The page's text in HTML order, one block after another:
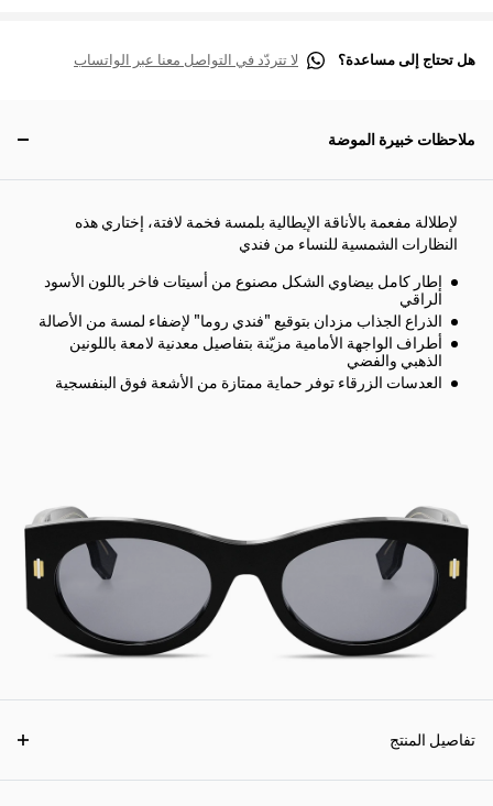
هل تحتاج إلى مساعدة؟ لا تتردّد في التواصل معنا عبر الواتساب
ملاحظات خبيرة الموضة
لإطلالة مفعمة بالأناقة الإيطالية بلمسة فخمة لافتة، إختاري هذه
النظارات الشمسية للنساء من فندي
إطار كامل بيضاوي الشكل مصنوع من أسيتات فاخر باللون الأسود
الراقي
الذراع الجذاب مزدان بتوقيع "فندي روما" لإضفاء لمسة من الأصالة
أطراف الواجهة الأمامية مزيّنة بتفاصيل معدنية لامعة باللونين
الذهبي والفضي
العدسات الزرقاء توفر حماية ممتازة من الأشعة فوق البنفسجية
تفاصيل المنتج